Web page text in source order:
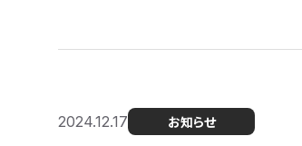
2024.12.17 お知らせ